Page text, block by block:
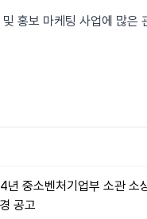
홍보 마케팅 사업에 많은
년 중소벤처기업부 소관 소
공고